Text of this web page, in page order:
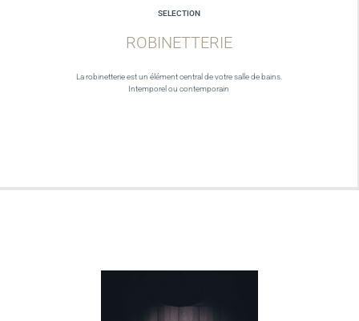
SELECTION
ROBINETTERIE
La robinetterie est un élément central de votre salle de bains.
Intemporel ou contemporain